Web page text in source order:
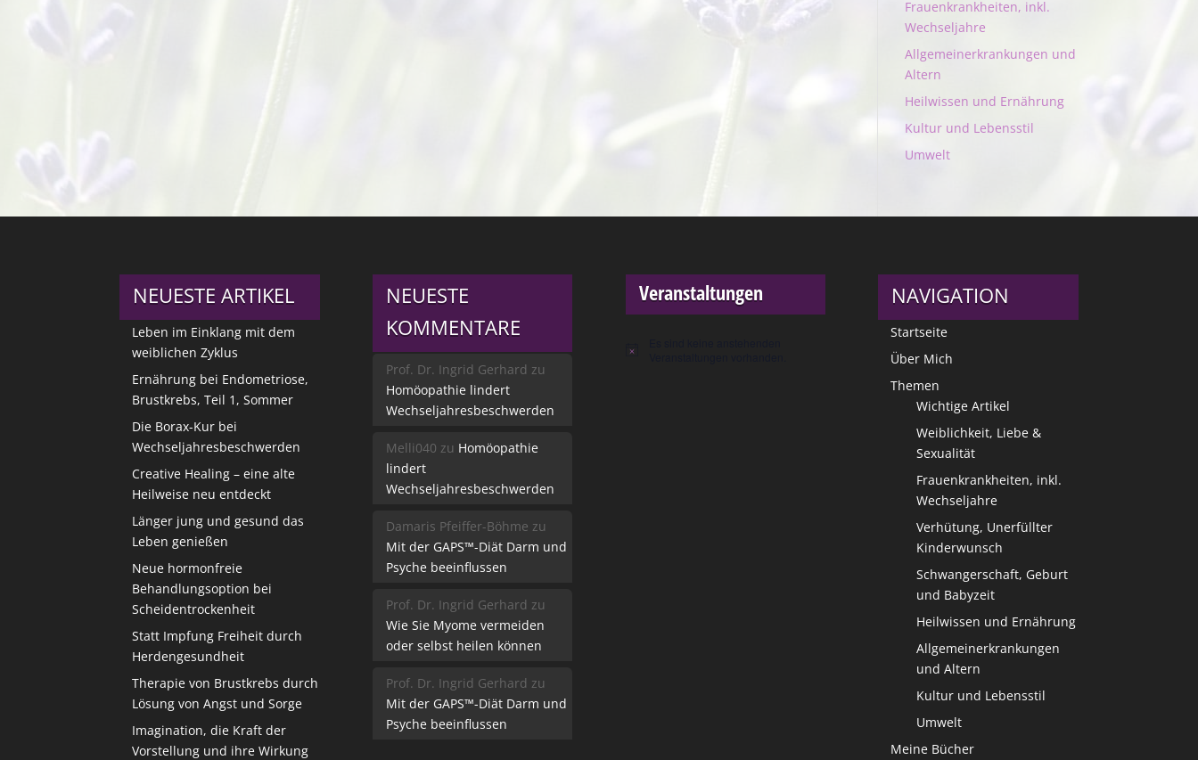
Frauenkrankheiten, inkl.
Wechseljahre
Allgemeinerkrankungen und
Altern
Heilwissen und Ernährung
Kultur und Lebensstil
Umwelt
NEUESTE ARTIKEL
Leben im Einklang mit dem
weiblichen Zyklus
Ernährung bei Endometriose,
Brustkrebs, Teil 1, Sommer
Die Borax-Kur bei
Wechseljahresbeschwerden
Creative Healing – eine alte
Heilweise neu entdeckt
Länger jung und gesund das
Leben genießen
Neue hormonfreie
Behandlungsoption bei
Scheidentrockenheit
Statt Impfung Freiheit durch
Herdengesundheit
Therapie von Brustkrebs durch
Lösung von Angst und Sorge
Imagination, die Kraft der
Vorstellung und ihre Wirkung
NEUESTE
KOMMENTARE
Prof. Dr. Ingrid Gerhard zu
Homöopathie lindert
Wechseljahresbeschwerden
Melli040 zu Homöopathie
lindert
Wechseljahresbeschwerden
Damaris Pfeiffer-Böhme zu
Mit der GAPS™-Diät Darm und
Psyche beeinflussen
Prof. Dr. Ingrid Gerhard zu
Wie Sie Myome vermeiden
oder selbst heilen können
Prof. Dr. Ingrid Gerhard zu
Mit der GAPS™-Diät Darm und
Psyche beeinflussen
Veranstaltungen
Hinweis
NAVIGATION
Startseite
Über Mich
Themen
Wichtige Artikel
Weiblichkeit, Liebe &
Sexualität
Frauenkrankheiten, inkl.
Wechseljahre
Verhütung, Unerfüllter
Kinderwunsch
Schwangerschaft, Geburt
und Babyzeit
Heilwissen und Ernährung
Allgemeinerkrankungen
und Altern
Kultur und Lebensstil
Umwelt
Meine Bücher